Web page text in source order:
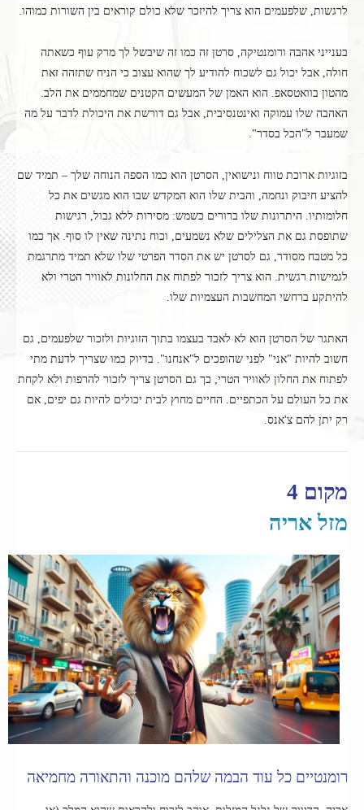
לרגשות, שלפעמים הוא צריך להיזכר שלא כולם קוראים בין השורות כמוהו.
בענייני אהבה ורומנטיקה, סרטן זה כמו זה שיבשל לך מרק עוף כשאתה
חולה, אבל יכול גם לשכוח להודיע לך שהוא עצוב כי הניח שתזהה זאת
מהטון בוואטסאפ. הוא האמן של המעשים הקטנים שמחממים את הלב.
האהבה שלו עמוקה ואינטנסיבית, אבל גם דורשת את היכולת לדבר על מה
שמעבר ל"הכל בסדר".
בזוגיות ארוכת טווח ונישואין, הסרטן הוא כמו הספה הנוחה שלך – תמיד שם
להציע חיבוק ונחמה, והבית שלו הוא המקדש שבו הוא מגשים את כל
חלומותיו. היתרונות שלו ברורים כשמש: מסירות ללא גבול, רגישות
שתופסת גם את הצלילים שלא נשמעים, וכוח נתינה שאין לו סוף. אך כמו
כל מטבח מסודר, גם לסרטן יש את הסדר הפרטי שלו שלא תמיד מתרגמת
לגמישות רגשית. הוא צריך לזכור לפתוח את החלונות לאוויר הטרי ולא
להיתקע ברחשי המחשבות העצמיות שלו.
האתגר של הסרטן הוא לא לאבד בעצמו בתוך הזוגיות ולזכור שלפעמים, גם
חשוב להיות "אני" לפני שהופכים ל"אנחנו". בדיוק כמו שצריך לדעת מתי
לפתוח את החלון לאוויר הטרי, כך גם הסרטן צריך לזכור להרפות ולא לקחת
את כל העולם על הכתפיים. החיים מחוץ לבית יכולים להיות גם יפים, אם
רק יתן להם צ'אנס.
מקום 4
מזל אריה
רומנטיים כל עוד הבמה שלהם מוכנה והתאורה מחמיאה